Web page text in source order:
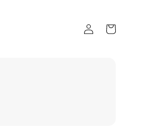
Bejelentkezés
kosara